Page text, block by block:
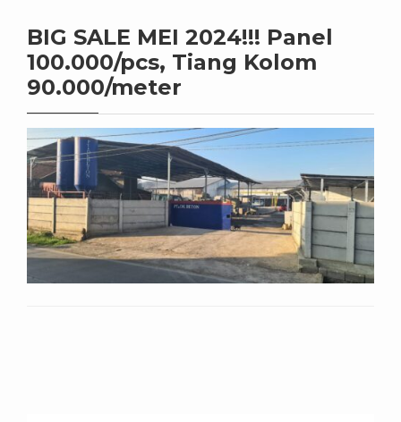
BIG SALE MEI 2024!!! Panel
100.000/pcs, Tiang Kolom
90.000/meter